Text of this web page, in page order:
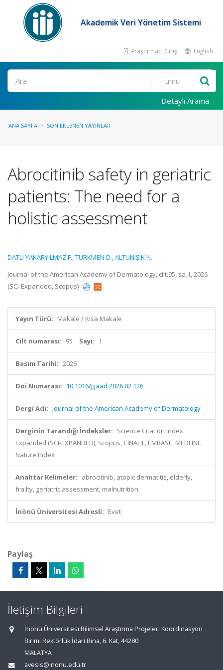
Akademik Veri Yönetim Sistemi
Araştırmacı Girişi English
Ara
Detaylı Arama
ANA SAYFA SON EKLENEN YAYINLAR
Abrocitinib safety in geriatric
patients: The need for a
holistic assessment
DATLI YAKARYILMAZ F.,TÜRKMEN D.,ALTUNIŞIK N.
Journal of the American Academy of Dermatology, cilt.95, sa.1, 2026
(SCI-Expanded, Scopus)
Yayın Türü: Makale / Kısa Makale
Cilt numarası: 95 Sayı: 1
Basım Tarihi: 2026
Doi Numarası: 10.1016/j.jaad.2026.02.126
Dergi Adı: Journal of the American Academy of Dermatology
Derginin Tarandığı İndeksler: Science Citation Index
Expanded (SCI-EXPANDED), Scopus, CINAHL, EMBASE, MEDLINE,
Nature Index
Anahtar Kelimeler: abrocitinib, atopic dermatitis, elderly,
frailty, geriatric assessment, malnutrition
İnönü Üniversitesi Adresli: Evet
Paylaş
İletişim Bilgileri
İnönü Üniversitesi Bilimsel Araştırma Projeleri Koordinasyon
Birimi Rektörlük İdari Bina, 6. Kat, 44280
MALATYA
avesis@inonu.edu.tr